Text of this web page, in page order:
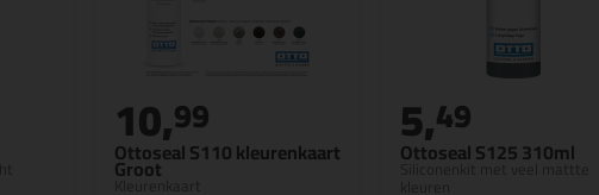
Ottoseal S110 kleurenkaart
Groot
Kleurenkaart
10,99
Ottoseal S125 310ml
Siliconenkit met veel mattte
5,49